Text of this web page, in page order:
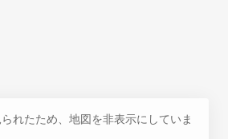
れたため、地図を非表示にしていま